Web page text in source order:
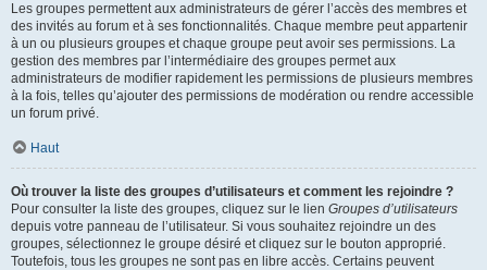
Les groupes permettent aux administrateurs de gérer l’accès des membres et
des invités au forum et à ses fonctionnalités. Chaque membre peut appartenir
à un ou plusieurs groupes et chaque groupe peut avoir ses permissions. La
gestion des membres par l’intermédiaire des groupes permet aux
administrateurs de modifier rapidement les permissions de plusieurs membres
à la fois, telles qu’ajouter des permissions de modération ou rendre accessible
un forum privé.
Haut
Où trouver la liste des groupes d’utilisateurs et comment les rejoindre ?
Pour consulter la liste des groupes, cliquez sur le lien Groupes d’utilisateurs
depuis votre panneau de l’utilisateur. Si vous souhaitez rejoindre un des
groupes, sélectionnez le groupe désiré et cliquez sur le bouton approprié.
Toutefois, tous les groupes ne sont pas en libre accès. Certains peuvent